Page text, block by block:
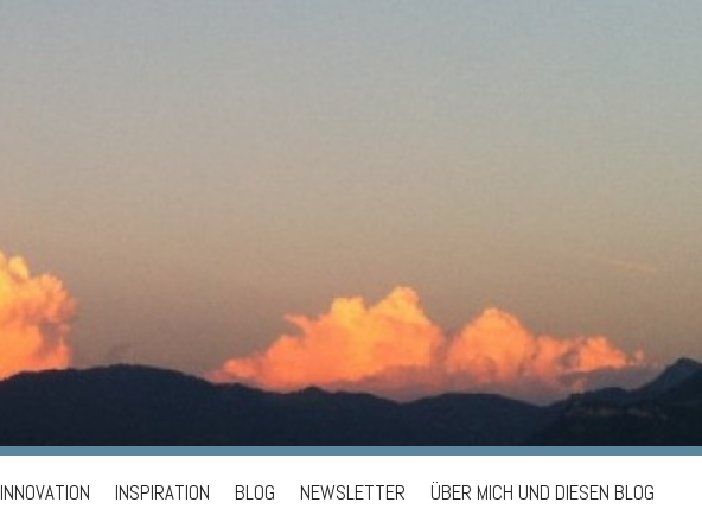
INNOVATION INSPIRATION BLOG NEWSLETTER ÜBER MICH UND DIESEN BLOG